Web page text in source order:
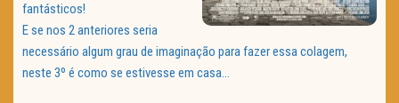
fantásticos!
E se nos 2 anteriores seria
necessário algum grau de imaginação para fazer essa colagem,
neste 3º é como se estivesse em casa…